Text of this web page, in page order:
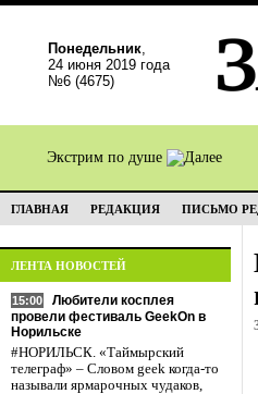
Понедельник,
24 июня 2019 года
№6 (4675)
Экстрим по душе
ГЛАВНАЯ РЕДАКЦИЯ ПИСЬМО
ЛЕНТА НОВОСТЕЙ
15:00
Любители косплея
провели фестиваль GeekOn в
Норильске
#НОРИЛЬСК. «Таймырский
телеграф» – Словом geek когда-то
называли ярмарочных чудаков,